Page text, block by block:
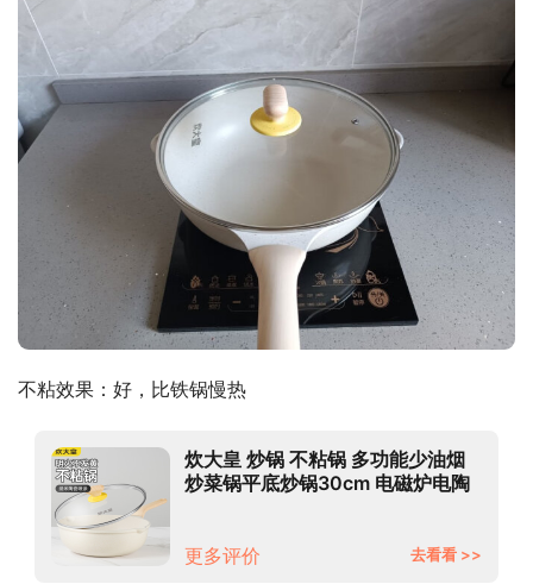
不粘效果：好，比铁锅慢热
炊大皇 炒锅 不粘锅 多功能少油烟
炒菜锅平底炒锅30cm 电磁炉电陶
更多评价 去看看 >>